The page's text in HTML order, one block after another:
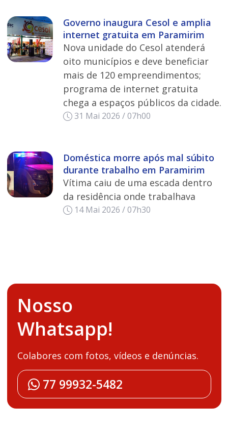
Governo inaugura Cesol e amplia
internet gratuita em Paramirim
Nova unidade do Cesol atenderá
oito municípios e deve beneficiar
mais de 120 empreendimentos;
programa de internet gratuita
chega a espaços públicos da cidade.
31 Mai 2026 / 07h00
Doméstica morre após mal súbito
durante trabalho em Paramirim
Vítima caiu de uma escada dentro
da residência onde trabalhava
14 Mai 2026 / 07h30
Nosso
Whatsapp!
Colabores com fotos, vídeos e denúncias.
77 99932-5482